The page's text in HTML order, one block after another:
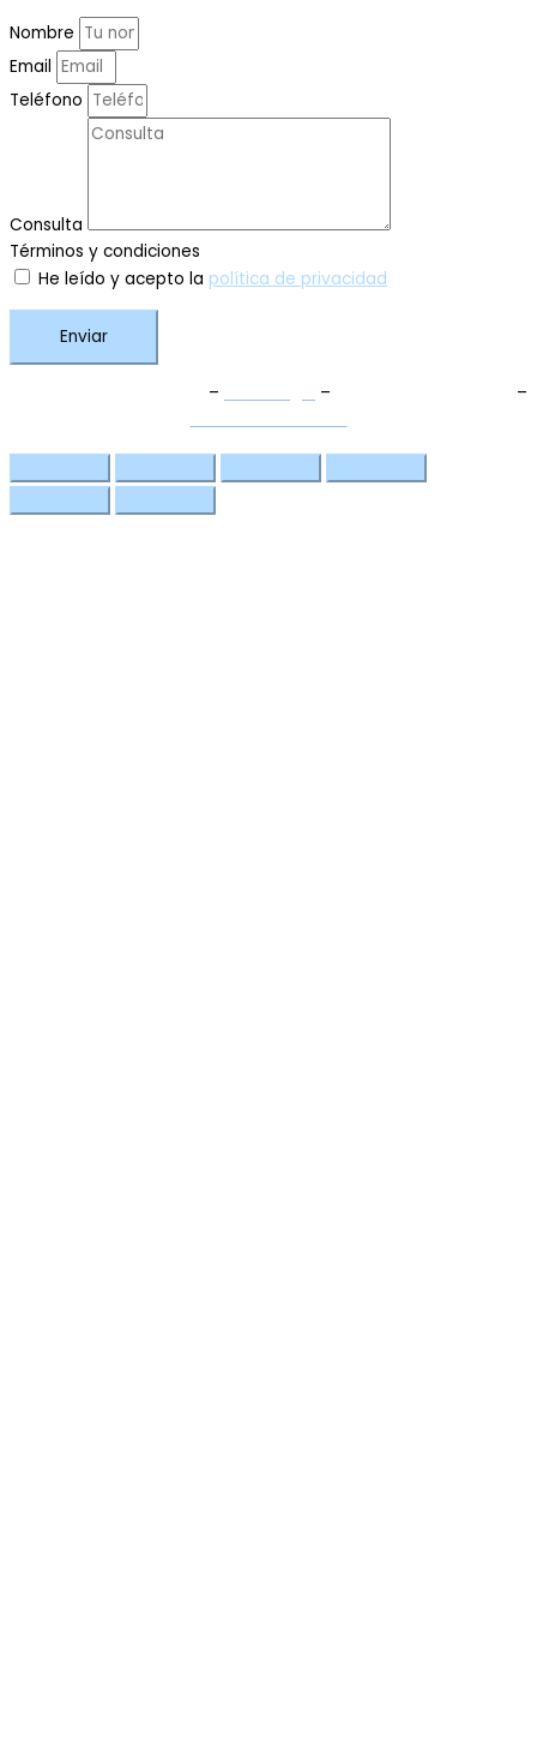
Nombre
Email
Teléfono
Consulta
Términos y condiciones
He leído y acepto la política de privacidad
Enviar
– –
–